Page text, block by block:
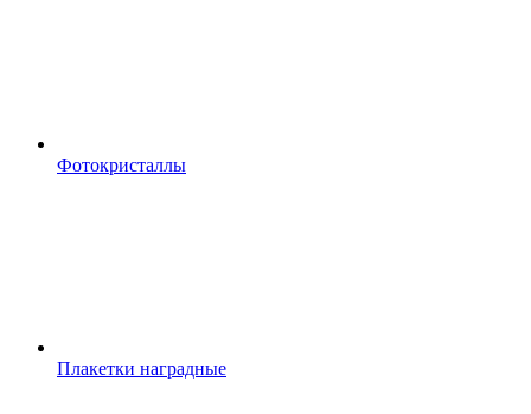
Фотокристаллы
Плакетки наградные